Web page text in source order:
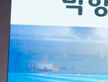
학교상징
학교연혁
교직원현황